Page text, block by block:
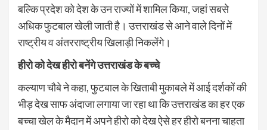
बल्कि प्रदेश को देश के उन राज्यों में शामिल किया, जहां सबसे
अधिक फुटबाल खेली जाती है। उत्तराखंड से आने वाले दिनों में
राष्ट्रीय व अंतरराष्ट्रीय खिलाड़ी निकलेंगे।
हीरो को देख हीरो बनेंगे उत्तराखंड के बच्चे
कल्याण चौबे ने कहा, फुटबाल के खिताबी मुकाबले में आई दर्शकों की
भीड़ देख साफ अंदाजा लगाया जा रहा था कि उत्तराखंड का हर एक
बच्चा खेल के मैदान में अपने हीरो को देख ऐसे हर हीरो बनना चाहता